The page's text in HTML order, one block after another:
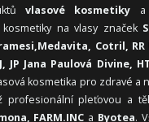
vlasové kosmetiky a
na vlasy značek
Medavita, Cotril, RR
JP Jana Paulová Divine,
kosmetika pro zdravé a
profesionální pleťovou a
FARM.INC a Byotea.